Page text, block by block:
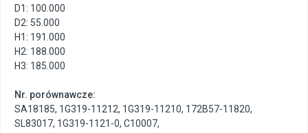
D1: 100.000
D2: 55.000
H1: 191.000
H2: 188.000
H3: 185.000
Nr. porównawcze:
SA18185, 1G319-11212, 1G319-11210, 172B57-11820,
SL83017, 1G319-1121-0, C10007,